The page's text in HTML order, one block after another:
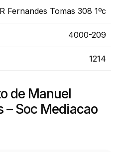
R Fernandes Tomas 308 1ºc
4000-209
1214
de Manuel
– Soc Mediacao